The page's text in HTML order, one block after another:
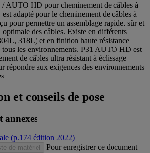
AUTO HD pour cheminement de câbles à
adapté pour le cheminement de câbles à
pour permettre un assemblage rapide, sûr et
optimale des câbles. Existe en différents
318L) et en finition haute résistance
les environnements. P31 AUTO HD est
de câbles ultra résistant à éclissage
répondre aux exigences des environnements
et conseils de pose
annexes
(p.174 édition 2022)
de matériel
Pour enregistrer ce document